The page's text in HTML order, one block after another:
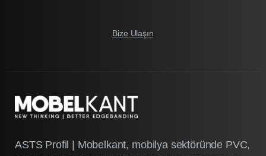
Bize Ulaşın
ASTS Profil | Mobelkant, mobilya sektöründe PVC,